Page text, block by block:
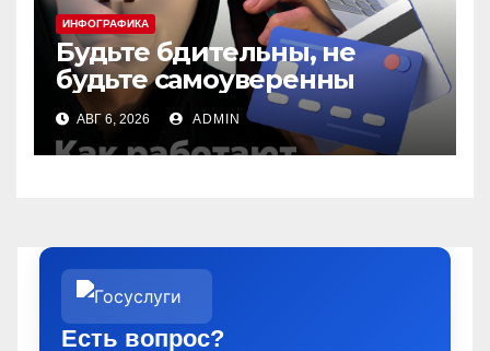
ИНФОГРАФИКА
Будьте бдительны, не
будьте самоуверенны
АВГ 6, 2026 ADMIN
Есть вопрос?